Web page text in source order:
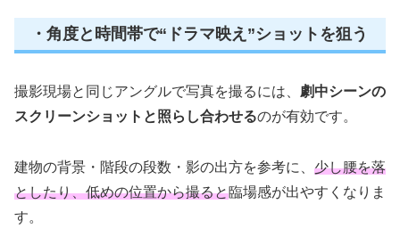
・角度と時間帯で“ドラマ映え”ショットを狙う
撮影現場と同じアングルで写真を撮るには、 劇中シーンの
スクリーンショットと照らし合わせるのが有効です。
建物の背景・階段の段数・影の出方を参考に、 少し腰を落
としたり、低めの位置から撮ると臨場感が出やすくなりま
す。